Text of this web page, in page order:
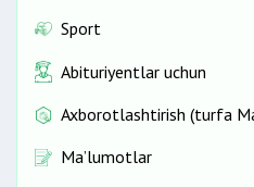
Sport
Abituriyentlar uchun
Axborotlashtirish (turfa
Ma’lumotlar